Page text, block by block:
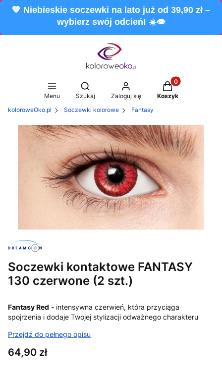
💙 Niebieskie soczewki na lato już od 39,90 zł –
wybierz swój odcień! ☀️👁️
Menu
Otwórz wyszukiwarkę
Szukaj Zaloguj się
Produkty w
Koszyk
koloroweOko.pl
Soczewki kolorowe Fantasy
Soczewki kontaktowe FANTASY
130 czerwone (2 szt.)
Fantasy Red - intensywna czerwień, która przyciąga
spojrzenia i dodaje Twojej stylizacji odważnego charakteru
Przejdź do pełnego opisu
Cena
64,90 zł